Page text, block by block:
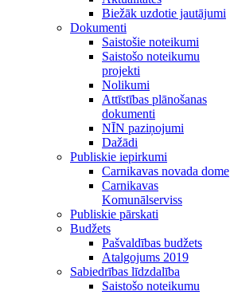
Biežāk uzdotie jautājumi
Dokumenti
Saistošie noteikumi
Saistošo noteikumu
projekti
Nolikumi
Attīstības plānošanas
dokumenti
NĪN paziņojumi
Dažādi
Publiskie iepirkumi
Carnikavas novada dome
Carnikavas
Komunālserviss
Publiskie pārskati
Budžets
Pašvaldības budžets
Atalgojums 2019
Sabiedrības līdzdalība
Saistošo noteikumu